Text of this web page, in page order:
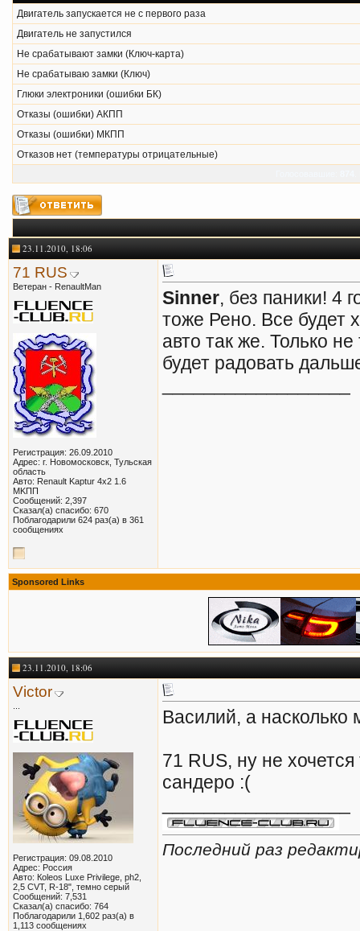
Двигатель запускается не с первого раза
Двигатель не запустился
Не срабатывают замки (Ключ-карта)
Не срабатываю замки (Ключ)
Глюки электроники (ошибки БК)
Отказы (ошибки) АКПП
Отказы (ошибки) МКПП
Отказов нет (температуры отрицательные)
23.11.2010, 18:06
71 RUS
Ветеран - RenaultMan
Регистрация: 26.09.2010
Адрес: г. Новомосковск, Тульская
область
Авто: Renault Kaptur 4x2 1.6
MKПП
Сообщений: 2,397
Сказал(а) спасибо: 670
Поблагодарили 624 раз(а) в 361
сообщениях
Sinner, без паники! 4
тоже Рено. Все будет
авто так же. Только
будет радовать
Sponsored Links
23.11.2010, 18:06
Victor
Регистрация: 09.08.2010
Адрес: Россия
Авто: Кoleos Luxe Privilege, ph2,
2,5 CVT, R-18", темно серый
Сообщений: 7,531
Сказал(а) спасибо: 764
Поблагодарили 1,602 раз(а) в
1,113 сообщениях
Василий, а насколько
71 RUS, ну не
сандеро :(
Последний раз